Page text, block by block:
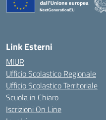
Link Esterni
MIUR
Ufficio Scolastico Regionale
Ufficio Scolastico Territoriale
Scuola in Chiaro
Iscrizioni On Line